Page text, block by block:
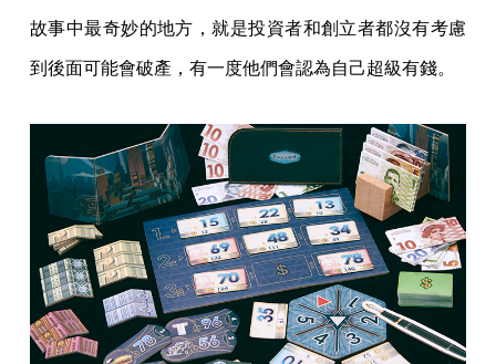
故事中最奇妙的地方，就是投資者和創立者都沒有考慮
到後面可能會破產，有一度他們會認為自己超級有錢。